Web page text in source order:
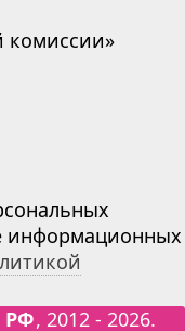
комиссии»
информационных
РФ, 2012 - 2026.